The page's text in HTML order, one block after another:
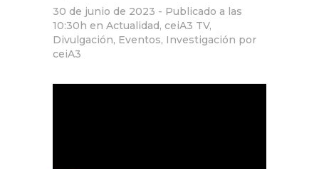
30 de junio de 2023 - Publicado a las
10:30h en Actualidad, ceiA3 TV,
Divulgación, Eventos, Investigación por
ceiA3